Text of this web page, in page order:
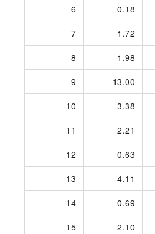
6 0.18
7 1.72
8 1.98
9 13.00
10 3.38
11 2.21
12 0.63
13 4.11
14 0.69
15 2.10